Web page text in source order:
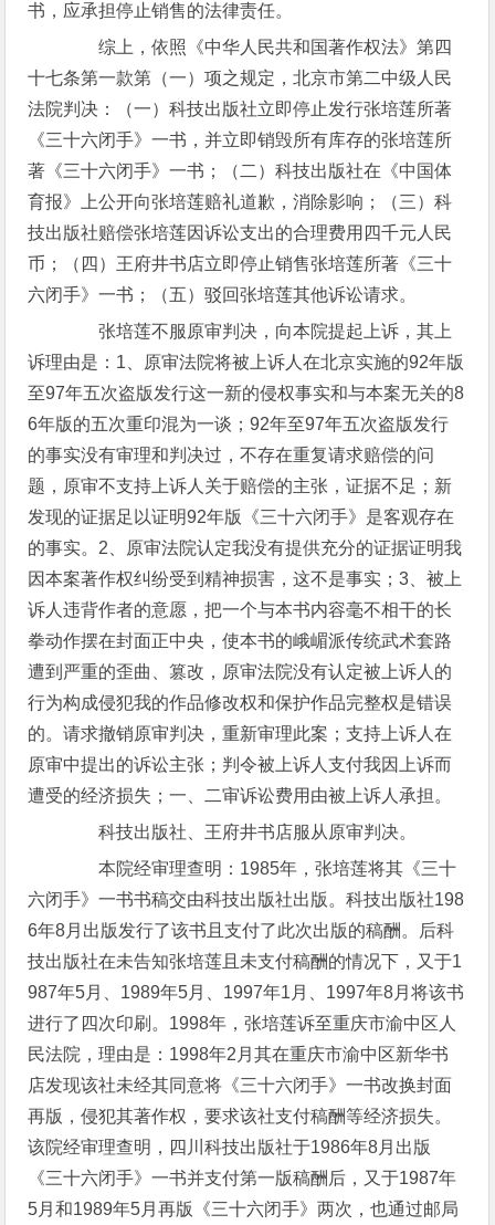
书，应承担停止销售的法律责任。
综上，依照《中华人民共和国著作权法》第四
十七条第一款第（一）项之规定，北京市第二中级人民
法院判决：（一）科技出版社立即停止发行张培莲所著
《三十六闭手》一书，并立即销毁所有库存的张培莲所
著《三十六闭手》一书；（二）科技出版社在《中国体
育报》上公开向张培莲赔礼道歉，消除影响；（三）科
技出版社赔偿张培莲因诉讼支出的合理费用四千元人民
币；（四）王府井书店立即停止销售张培莲所著《三十
六闭手》一书；（五）驳回张培莲其他诉讼请求。
张培莲不服原审判决，向本院提起上诉，其上
诉理由是：1、原审法院将被上诉人在北京实施的92年版
至97年五次盗版发行这一新的侵权事实和与本案无关的8
6年版的五次重印混为一谈；92年至97年五次盗版发行
的事实没有审理和判决过，不存在重复请求赔偿的问
题，原审不支持上诉人关于赔偿的主张，证据不足；新
发现的证据足以证明92年版《三十六闭手》是客观存在
的事实。2、原审法院认定我没有提供充分的证据证明我
因本案著作权纠纷受到精神损害，这不是事实；3、被上
诉人违背作者的意愿，把一个与本书内容毫不相干的长
拳动作摆在封面正中央，使本书的峨嵋派传统武术套路
遭到严重的歪曲、篡改，原审法院没有认定被上诉人的
行为构成侵犯我的作品修改权和保护作品完整权是错误
的。请求撤销原审判决，重新审理此案；支持上诉人在
原审中提出的诉讼主张；判令被上诉人支付我因上诉而
遭受的经济损失；一、二审诉讼费用由被上诉人承担。
科技出版社、王府井书店服从原审判决。
本院经审理查明：1985年，张培莲将其《三十
六闭手》一书书稿交由科技出版社出版。科技出版社198
6年8月出版发行了该书且支付了此次出版的稿酬。后科
技出版社在未告知张培莲且未支付稿酬的情况下，又于1
987年5月、1989年5月、1997年1月、1997年8月将该书
进行了四次印刷。1998年，张培莲诉至重庆市渝中区人
民法院，理由是：1998年2月其在重庆市渝中区新华书
店发现该社未经其同意将《三十六闭手》一书改换封面
再版，侵犯其著作权，要求该社支付稿酬等经济损失。
该院经审理查明，四川科技出版社于1986年8月出版
《三十六闭手》一书并支付第一版稿酬后，又于1987年
5月和1989年5月再版《三十六闭手》两次，也通过邮局